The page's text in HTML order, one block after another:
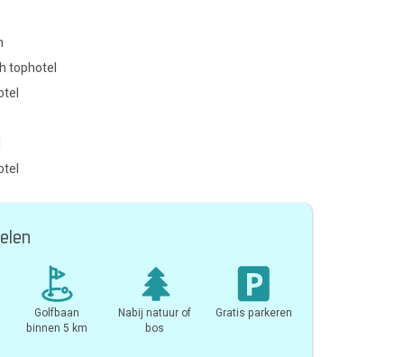
tophotel
Golfbaan
binnen 5 km
Nabij natuur of
bos
Gratis parkeren